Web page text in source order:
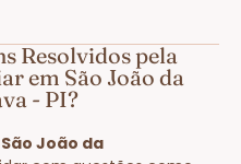
Resolvidos pela
em São João da
- PI?
João da